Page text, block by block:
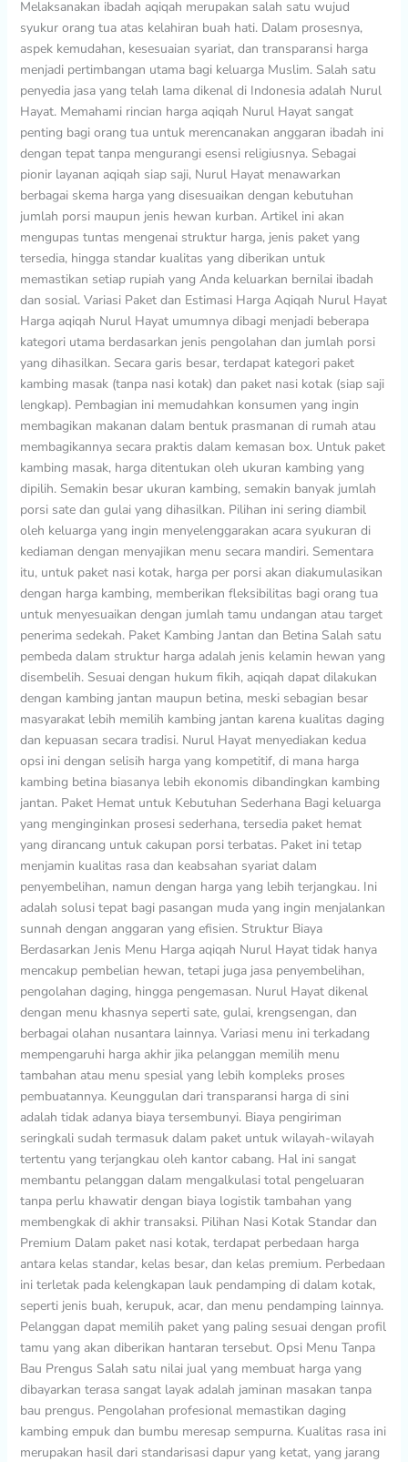
Melaksanakan ibadah aqiqah merupakan salah satu wujud
syukur orang tua atas kelahiran buah hati. Dalam prosesnya,
aspek kemudahan, kesesuaian syariat, dan transparansi harga
menjadi pertimbangan utama bagi keluarga Muslim. Salah satu
penyedia jasa yang telah lama dikenal di Indonesia adalah Nurul
Hayat. Memahami rincian harga aqiqah Nurul Hayat sangat
penting bagi orang tua untuk merencanakan anggaran ibadah ini
dengan tepat tanpa mengurangi esensi religiusnya. Sebagai
pionir layanan aqiqah siap saji, Nurul Hayat menawarkan
berbagai skema harga yang disesuaikan dengan kebutuhan
jumlah porsi maupun jenis hewan kurban. Artikel ini akan
mengupas tuntas mengenai struktur harga, jenis paket yang
tersedia, hingga standar kualitas yang diberikan untuk
memastikan setiap rupiah yang Anda keluarkan bernilai ibadah
dan sosial. Variasi Paket dan Estimasi Harga Aqiqah Nurul Hayat
Harga aqiqah Nurul Hayat umumnya dibagi menjadi beberapa
kategori utama berdasarkan jenis pengolahan dan jumlah porsi
yang dihasilkan. Secara garis besar, terdapat kategori paket
kambing masak (tanpa nasi kotak) dan paket nasi kotak (siap saji
lengkap). Pembagian ini memudahkan konsumen yang ingin
membagikan makanan dalam bentuk prasmanan di rumah atau
membagikannya secara praktis dalam kemasan box. Untuk paket
kambing masak, harga ditentukan oleh ukuran kambing yang
dipilih. Semakin besar ukuran kambing, semakin banyak jumlah
porsi sate dan gulai yang dihasilkan. Pilihan ini sering diambil
oleh keluarga yang ingin menyelenggarakan acara syukuran di
kediaman dengan menyajikan menu secara mandiri. Sementara
itu, untuk paket nasi kotak, harga per porsi akan diakumulasikan
dengan harga kambing, memberikan fleksibilitas bagi orang tua
untuk menyesuaikan dengan jumlah tamu undangan atau target
penerima sedekah. Paket Kambing Jantan dan Betina Salah satu
pembeda dalam struktur harga adalah jenis kelamin hewan yang
disembelih. Sesuai dengan hukum fikih, aqiqah dapat dilakukan
dengan kambing jantan maupun betina, meski sebagian besar
masyarakat lebih memilih kambing jantan karena kualitas daging
dan kepuasan secara tradisi. Nurul Hayat menyediakan kedua
opsi ini dengan selisih harga yang kompetitif, di mana harga
kambing betina biasanya lebih ekonomis dibandingkan kambing
jantan. Paket Hemat untuk Kebutuhan Sederhana Bagi keluarga
yang menginginkan prosesi sederhana, tersedia paket hemat
yang dirancang untuk cakupan porsi terbatas. Paket ini tetap
menjamin kualitas rasa dan keabsahan syariat dalam
penyembelihan, namun dengan harga yang lebih terjangkau. Ini
adalah solusi tepat bagi pasangan muda yang ingin menjalankan
sunnah dengan anggaran yang efisien. Struktur Biaya
Berdasarkan Jenis Menu Harga aqiqah Nurul Hayat tidak hanya
mencakup pembelian hewan, tetapi juga jasa penyembelihan,
pengolahan daging, hingga pengemasan. Nurul Hayat dikenal
dengan menu khasnya seperti sate, gulai, krengsengan, dan
berbagai olahan nusantara lainnya. Variasi menu ini terkadang
mempengaruhi harga akhir jika pelanggan memilih menu
tambahan atau menu spesial yang lebih kompleks proses
pembuatannya. Keunggulan dari transparansi harga di sini
adalah tidak adanya biaya tersembunyi. Biaya pengiriman
seringkali sudah termasuk dalam paket untuk wilayah-wilayah
tertentu yang terjangkau oleh kantor cabang. Hal ini sangat
membantu pelanggan dalam mengalkulasi total pengeluaran
tanpa perlu khawatir dengan biaya logistik tambahan yang
membengkak di akhir transaksi. Pilihan Nasi Kotak Standar dan
Premium Dalam paket nasi kotak, terdapat perbedaan harga
antara kelas standar, kelas besar, dan kelas premium. Perbedaan
ini terletak pada kelengkapan lauk pendamping di dalam kotak,
seperti jenis buah, kerupuk, acar, dan menu pendamping lainnya.
Pelanggan dapat memilih paket yang paling sesuai dengan profil
tamu yang akan diberikan hantaran tersebut. Opsi Menu Tanpa
Bau Prengus Salah satu nilai jual yang membuat harga yang
dibayarkan terasa sangat layak adalah jaminan masakan tanpa
bau prengus. Pengolahan profesional memastikan daging
kambing empuk dan bumbu meresap sempurna. Kualitas rasa ini
merupakan hasil dari standarisasi dapur yang ketat, yang jarang
Keunggulan
Layanannya